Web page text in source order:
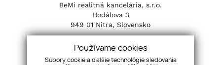
Používame cookies
Súbory cookie a ďalšie technológie sledovania
BeMi realitná kancelária, s.r.o.
Hodálova 3
949 01 Nitra, Slovensko